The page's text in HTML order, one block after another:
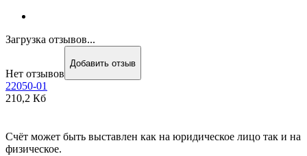
Загрузка отзывов...
Нет отзывов
Добавить отзыв
22050-01
210,2 Кб
Счёт может быть выставлен как на юридическое лицо так и на
физическое.